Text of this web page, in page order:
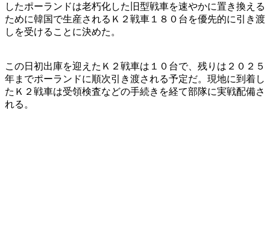
したポーランドは老朽化した旧型戦車を速やかに置き換える
ために韓国で生産されるＫ２戦車１８０台を優先的に引き渡
しを受けることに決めた。
この日初出庫を迎えたＫ２戦車は１０台で、残りは２０２５
年までポーランドに順次引き渡される予定だ。現地に到着し
たＫ２戦車は受領検査などの手続きを経て部隊に実戦配備さ
れる。